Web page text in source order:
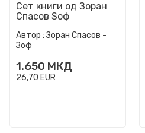
Сет книги од Зоран
Спасов Ѕоф
Автор : Зоран Спасов -
Зоф
1.650 МКД
26,70 EUR